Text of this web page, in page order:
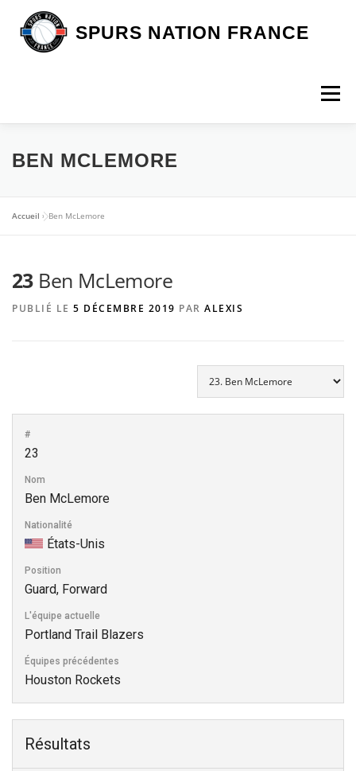
contenu
SPURS NATION FRANCE
Menu
DEVENIR MEMBRE LA BOUTIQUE SNF
NOS VOYAGES
ARTICLES
BEN MCLEMORE
Accueil »Ben McLemore
23Ben McLemore
PUBLIÉ LE 5 DÉCEMBRE 2019 PAR ALEXIS
#
23
Nom
Ben McLemore
Nationalité
États-Unis
Position
Guard, Forward
L'équipe actuelle
Portland Trail Blazers
Équipes précédentes
Houston Rockets
Résultats